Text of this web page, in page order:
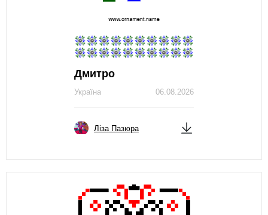
Дмитро
06.08.2026
Україна
Ліза Пазюра